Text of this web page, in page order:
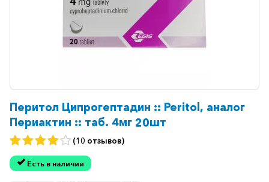
Перитол Ципрогептадин :: Peritol, аналог
Периактин :: таб. 4мг 20шт
(10 отзывов)
Есть в наличии